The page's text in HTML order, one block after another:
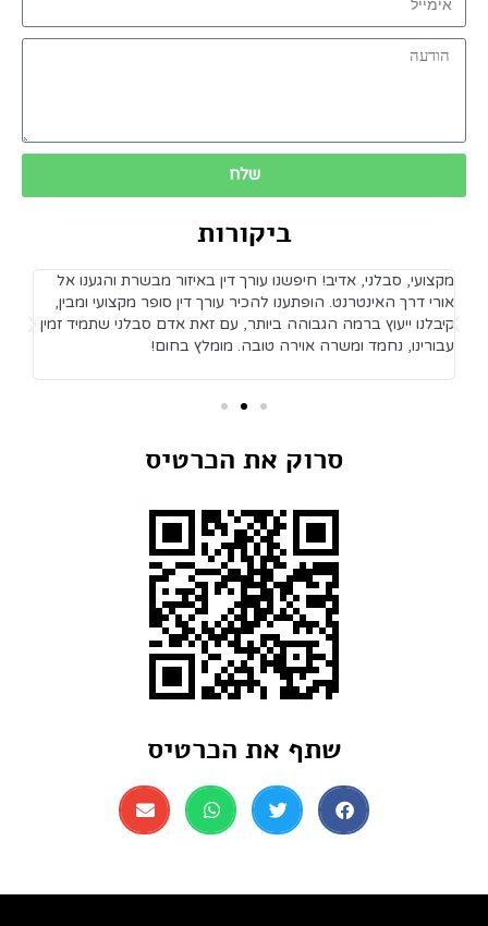
שלח
ביקורות
מקצועי, סבלני, אדיב! חיפשנו עורך דין באיזור מבשרת והגענו אל
אורי דרך האינטרנט. הופתענו להכיר עורך דין סופר מקצועי ומבין,
קיבלנו ייעוץ ברמה הגבוהה ביותר, עם זאת אדם סבלני שתמיד זמין
עבורינו, נחמד ומשרה אוירה טובה. מומלץ בחום!
סרוק את הכרטיס
שתף את הכרטיס